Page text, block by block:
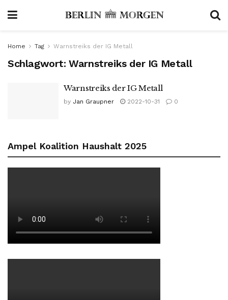
Home Tag Warnstreiks der IG Metall
Schlagwort:Warnstreiks der IG Metall
Warnstreiks der IG Metall
by Jan Graupner 2022-10-31 0
Ampel Koalition Haushalt 2025